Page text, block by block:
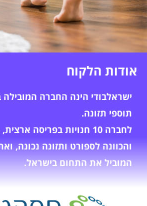
אודות הלקוח
ישראלבודי הינה החברה
תוספי תזונה.
לחברה 10 חנויות בפריסה
והכוונה לספורט ותזונה נכונה,
המוביל את התחום בישראל.